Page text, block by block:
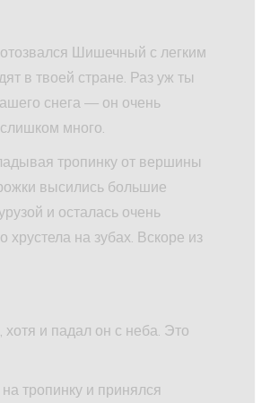
Шишечный с легким
в твоей стране. Раз уж ты
снега — он очень
много.
тропинку от вершины
высились большие
и осталась очень
на зубах. Вскоре из
и падал он с неба. Это
тропинку и принялся